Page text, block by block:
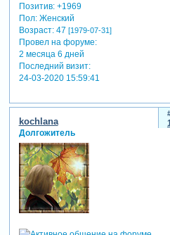
Позитив: +1969
Пол:Женский
Возраст:47 [1979-07-31]
Провел на форуме:
2 месяца 6 дней
Последний визит:
24-03-2020 15:59:41
kochlana
Долгожитель